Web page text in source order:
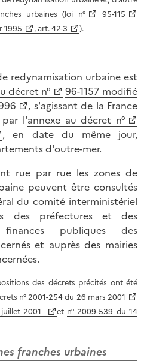
urbaines (loi n°
95-115
1995
, art. 42-3 ).
redynamisation urbaine est
décret n°
96-1157 modifié
, s'agissant de la France
l'annexe au décret n°
, en date du même jour,
d'outre-mer.
rue par rue les zones de
peuvent être consultés
du comité interministériel
des préfectures et des
publiques des
et auprès des mairies
des décrets précités ont été
n° 2001-254 du 26 mars 2001
2001 et n° 2009-539 du 14
franches urbaines